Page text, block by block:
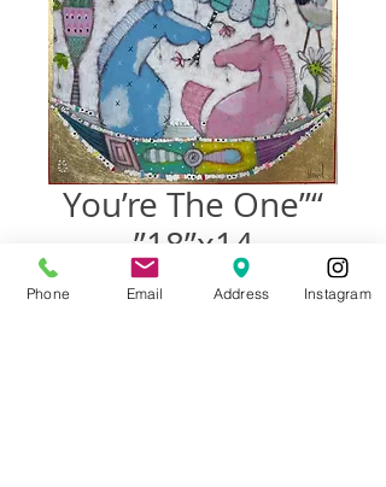
“You’re The One”
18”x14”
السعر Phone Email Address Instagram